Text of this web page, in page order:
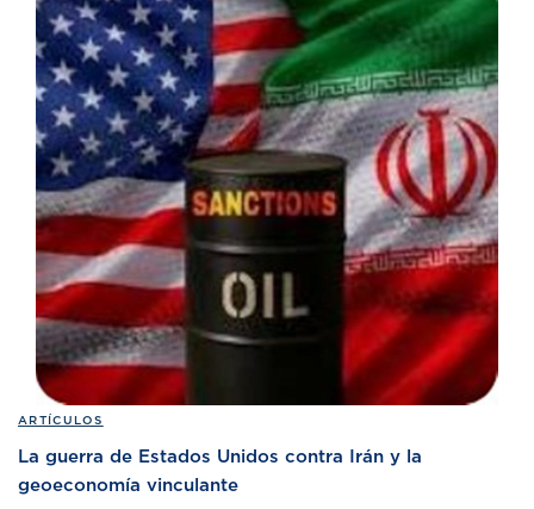
ARTÍCULOS
La guerra de Estados Unidos contra Irán y la
geoeconomía vinculante